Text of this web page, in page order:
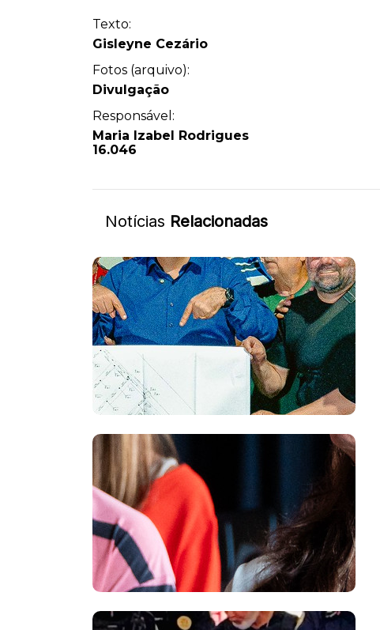
Texto:
Gisleyne Cezário
Fotos (arquivo):
Divulgação
Responsável:
Maria Izabel Rodrigues
16.046
Notícias Relacionadas